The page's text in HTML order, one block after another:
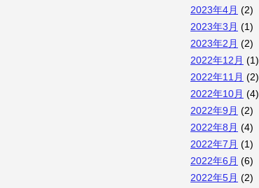
2023年4月 (2)
2023年3月 (1)
2023年2月 (2)
2022年12月 (1)
2022年11月 (2)
2022年10月 (4)
2022年9月 (2)
2022年8月 (4)
2022年7月 (1)
2022年6月 (6)
2022年5月 (2)